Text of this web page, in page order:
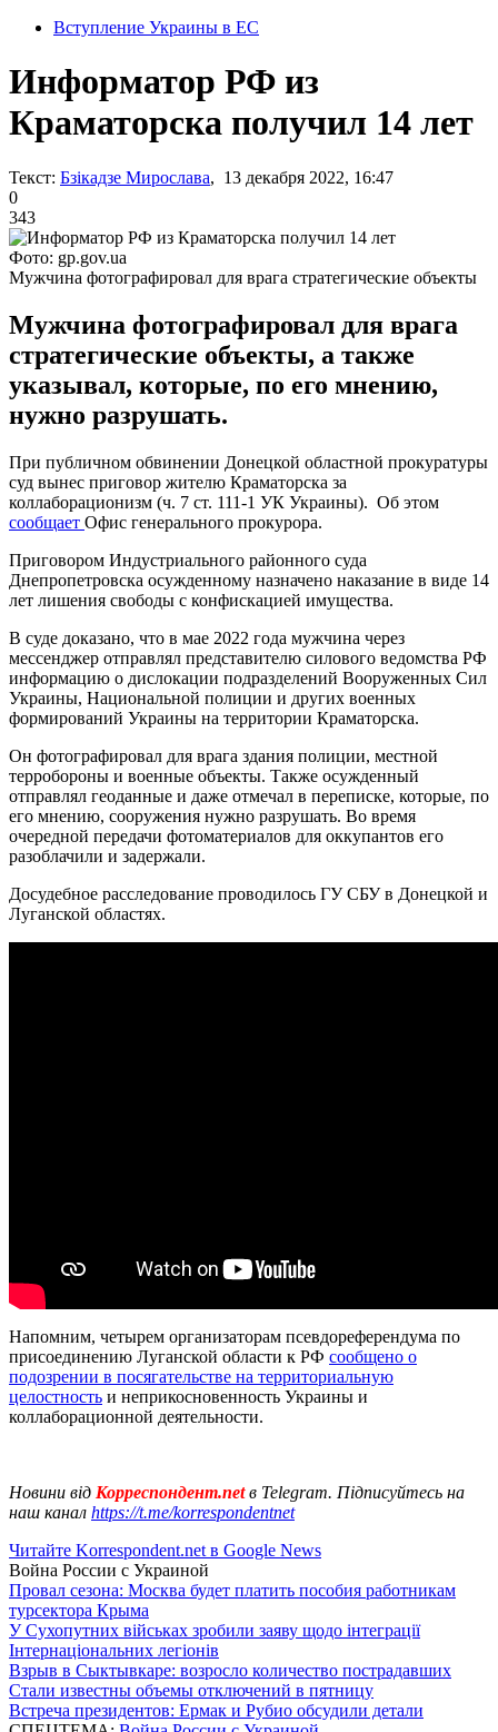
Вступление Украины в ЕС
Информатор РФ из
Краматорска получил 14 лет
Текст: Бзікадзе Мирослава, 13 декабря 2022, 16:47
0
343
Фото: gp.gov.ua
Мужчина фотографировал для врага стратегические объекты
Мужчина фотографировал для врага
стратегические объекты, а также
указывал, которые, по его мнению,
нужно разрушать.
При публичном обвинении Донецкой областной прокуратуры
суд вынес приговор жителю Краматорска за
коллаборационизм (ч. 7 ст. 111-1 УК Украины). Об этом
сообщает Офис генерального прокурора.
Приговором Индустриального районного суда
Днепропетровска осужденному назначено наказание в виде 14
лет лишения свободы с конфискацией имущества.
В суде доказано, что в мае 2022 года мужчина через
мессенджер отправлял представителю силового ведомства РФ
информацию о дислокации подразделений Вооруженных Сил
Украины, Национальной полиции и других военных
формирований Украины на территории Краматорска.
Он фотографировал для врага здания полиции, местной
терробороны и военные объекты. Также осужденный
отправлял геоданные и даже отмечал в переписке, которые, по
его мнению, сооружения нужно разрушать. Во время
очередной передачи фотоматериалов для оккупантов его
разоблачили и задержали.
Досудебное расследование проводилось ГУ СБУ в Донецкой и
Луганской областях.
Напомним, четырем организаторам псевдореферендума по
присоединению Луганской области к РФ сообщено о
подозрении в посягательстве на территориальную
целостность и неприкосновенность Украины и
коллаборационной деятельности.
Новини від Корреспондент.netв Telegram. Підписуйтесь на
наш канал https://t.me/korrespondentnet
Читайте Korrespondent.net в Google News
Война России с Украиной
Провал сезона: Москва будет платить пособия работникам
турсектора Крыма
У Сухопутних військах зробили заяву щодо інтеграції
Інтернаціональних легіонів
Взрыв в Сыктывкаре: возросло количество пострадавших
Стали известны объемы отключений в пятницу
Встреча президентов: Ермак и Рубио обсудили детали